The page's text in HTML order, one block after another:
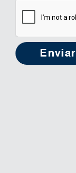
Enviar